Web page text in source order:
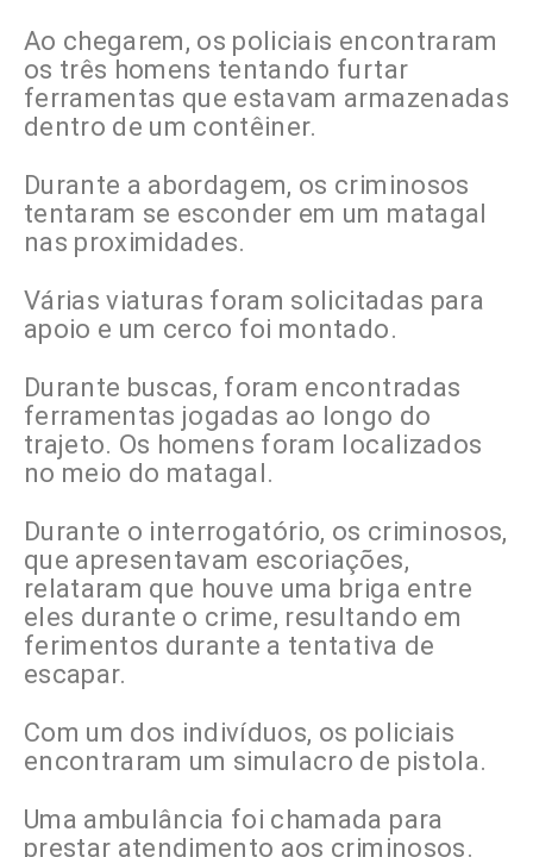
Ao chegarem, os policiais encontraram
os três homens tentando furtar
ferramentas que estavam armazenadas
dentro de um contêiner.
Durante a abordagem, os criminosos
tentaram se esconder em um matagal
nas proximidades.
Várias viaturas foram solicitadas para
apoio e um cerco foi montado.
Durante buscas, foram encontradas
ferramentas jogadas ao longo do
trajeto. Os homens foram localizados
no meio do matagal.
Durante o interrogatório, os criminosos,
que apresentavam escoriações,
relataram que houve uma briga entre
eles durante o crime, resultando em
ferimentos durante a tentativa de
escapar.
Com um dos indivíduos, os policiais
encontraram um simulacro de pistola.
Uma ambulância foi chamada para
prestar atendimento aos criminosos.